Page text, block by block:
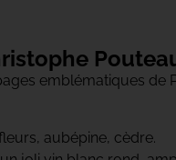
emblématiques de
aubépine, cèdre.